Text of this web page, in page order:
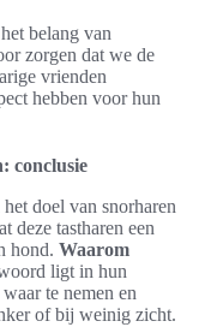
belang van
zorgen dat we de
vrienden
hebben voor hun
conclusie
doel van snorharen
deze tastharen een
hond. Waarom
ligt in hun
te nemen en
of bij weinig zicht.